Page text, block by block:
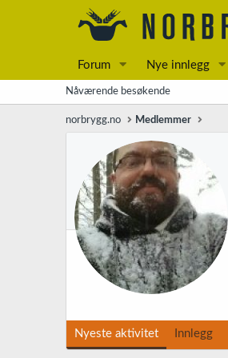
Forum Nye innlegg
Nåværende besøkende
norbrygg.no Medlemmer
Nyeste aktivitet Innlegg